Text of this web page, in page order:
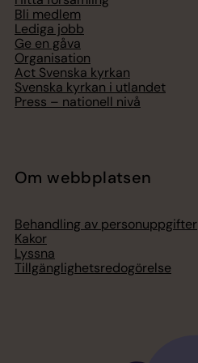
Bli medlem
Lediga jobb
Ge en gåva
Organisation
Act Svenska kyrkan
Svenska kyrkan i utlandet
Press – nationell nivå
Om webbplatsen
Behandling av personuppgifter
Kakor
Lyssna
Tillgänglighetsredogörelse